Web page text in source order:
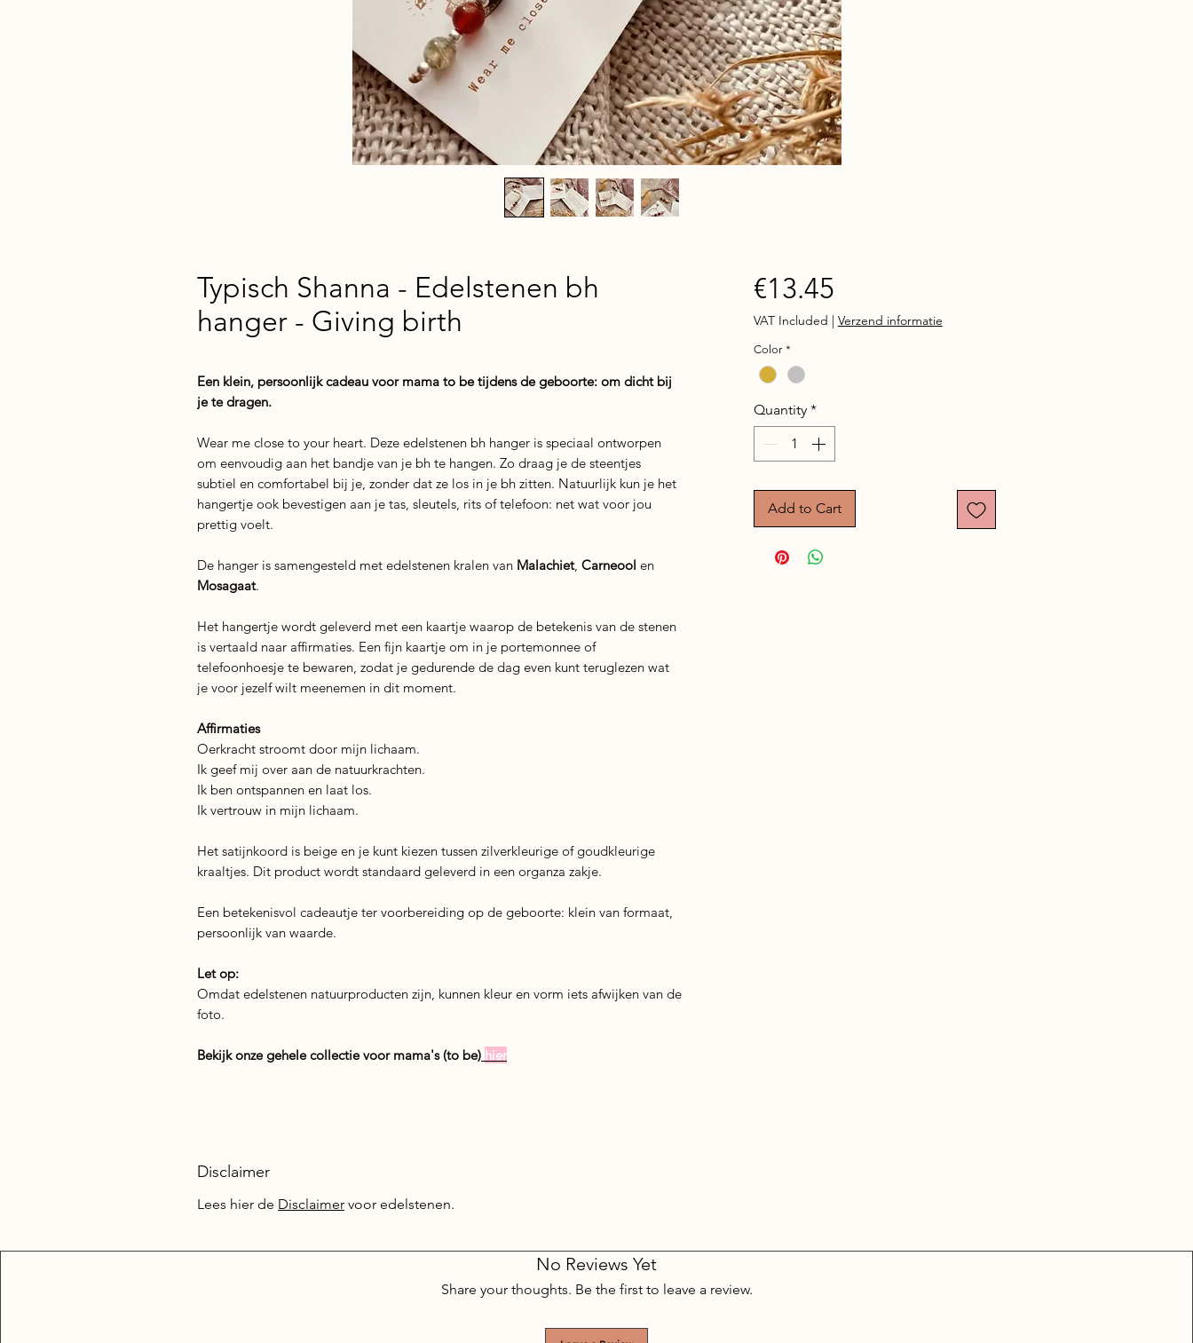
Typisch Shanna - Edelstenen bh
hanger - Giving birth
Een klein, persoonlijk cadeau voor mama to be tijdens de geboorte: om dicht bij
je te dragen.
Wear me close to your heart. Deze edelstenen bh hanger is speciaal ontworpen
om eenvoudig aan het bandje van je bh te hangen. Zo draag je de steentjes
subtiel en comfortabel bij je, zonder dat ze los in je bh zitten. Natuurlijk kun je het
hangertje ook bevestigen aan je tas, sleutels, rits of telefoon: net wat voor jou
prettig voelt.
De hanger is samengesteld met edelstenen kralen van Malachiet, Carneool en
Mosagaat.
Het hangertje wordt geleverd met een kaartje waarop de betekenis van de stenen
is vertaald naar affirmaties. Een fijn kaartje om in je portemonnee of
telefoonhoesje te bewaren, zodat je gedurende de dag even kunt teruglezen wat
je voor jezelf wilt meenemen in dit moment.
Affirmaties
Oerkracht stroomt door mijn lichaam.
Ik geef mij over aan de natuurkrachten.
Ik ben ontspannen en laat los.
Ik vertrouw in mijn lichaam.
Het satijnkoord is beige en je kunt kiezen tussen zilverkleurige of goudkleurige
kraaltjes. Dit product wordt standaard geleverd in een organza zakje.
Een betekenisvol cadeautje ter voorbereiding op de geboorte: klein van formaat,
persoonlijk van waarde.
Let op:
Omdat edelstenen natuurproducten zijn, kunnen kleur en vorm iets afwijken van de
foto.
Bekijk onze gehele collectie voor mama's (to be) hier
Disclaimer
Lees hier de Disclaimer voor edelstenen.
€13.45Price
VAT Included | Verzend informatie
Color *
Quantity *
Add to Cart
No Reviews Yet
Share your thoughts. Be the first to leave a review.